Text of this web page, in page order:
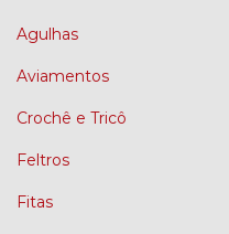
Agulhas
Aviamentos
Crochê e Tricô
Feltros
Fitas